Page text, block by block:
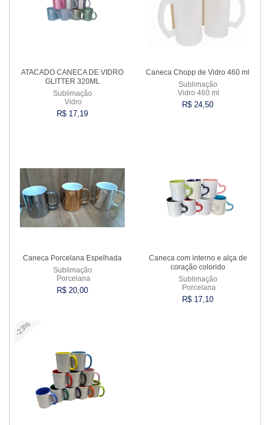
ATACADO CANECA DE VIDRO
GLITTER 320ML
Sublimação
Vidro
R$ 17,19
Caneca Chopp de Vidro 460 ml
Sublimação
Vidro 460 ml
R$ 24,50
Caneca Porcelana Espelhada
Sublimação
Porcelana
R$ 20,00
Caneca com interno e alça de
coração colorido
Sublimação
Porcelana
R$ 17,10
-23%